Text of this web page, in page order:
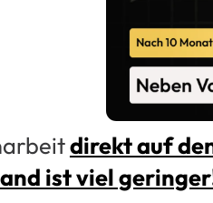
direkt auf
ist viel